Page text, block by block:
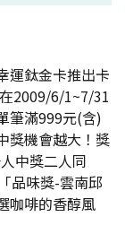
運鈦金卡推出卡
2009/6/1~7/31
筆滿999元(含)
獎機會越大！獎
中獎二人同
品味獎-雲南邱
咖啡的香醇風